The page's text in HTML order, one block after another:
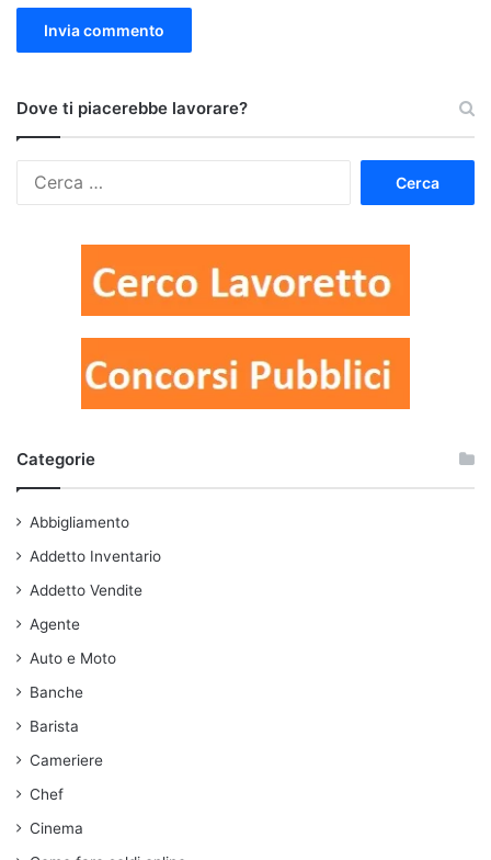
Dove ti piacerebbe lavorare?
Categorie
Abbigliamento
Addetto Inventario
Addetto Vendite
Agente
Auto e Moto
Banche
Barista
Cameriere
Chef
Cinema